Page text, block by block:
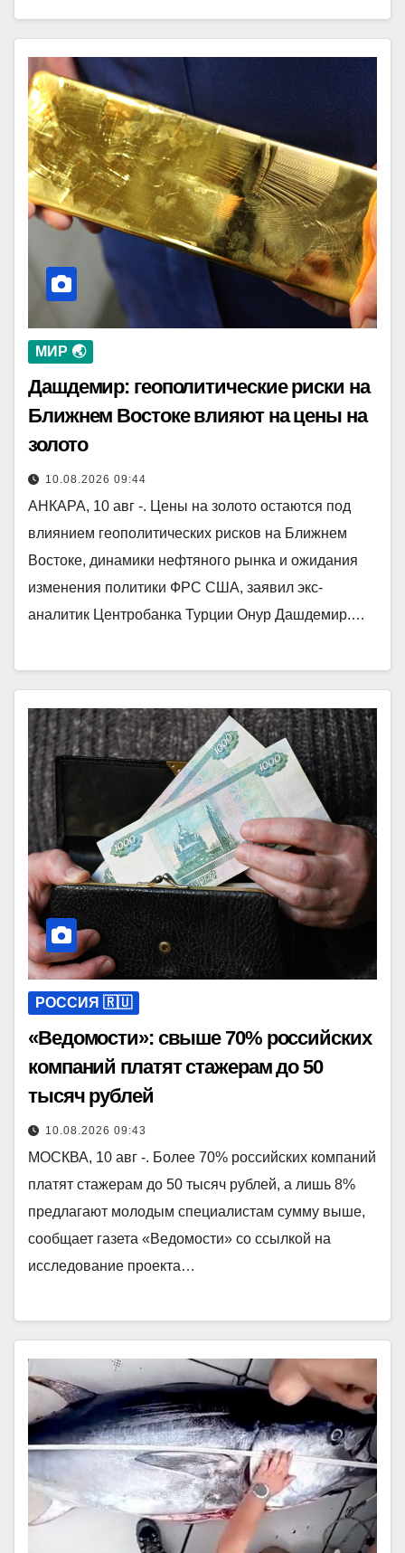
МИР 🌏
Дашдемир: геополитические риски на
Ближнем Востоке влияют на цены на
золото
10.08.2026 09:44
АНКАРА, 10 авг -. Цены на золото остаются под
влиянием геополитических рисков на Ближнем
Востоке, динамики нефтяного рынка и ожидания
изменения политики ФРС США, заявил экс-
аналитик Центробанка Турции Онур Дашдемир.…
РОССИЯ 🇷🇺
«Ведомости»: свыше 70% российских
компаний платят стажерам до 50
тысяч рублей
10.08.2026 09:43
МОСКВА, 10 авг -. Более 70% российских компаний
платят стажерам до 50 тысяч рублей, а лишь 8%
предлагают молодым специалистам сумму выше,
сообщает газета «Ведомости» со ссылкой на
исследование проекта…